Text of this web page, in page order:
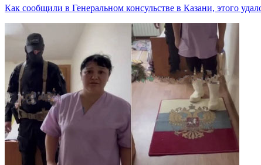
Как сообщили в Генеральном консульстве в Казани, этого